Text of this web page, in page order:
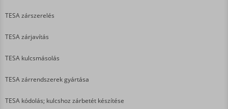
TESA zárszerelés
TESA zárjavítás
TESA kulcsmásolás
TESA zárrendszerek gyártása
TESA kódolás; kulcshoz zárbetét készítése